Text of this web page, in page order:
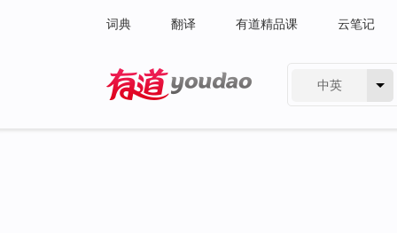
词典 翻译 有道精品课 云笔记
中英